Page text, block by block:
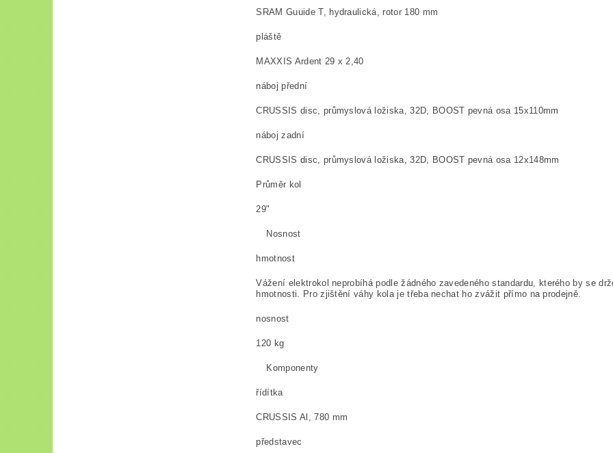
SRAM Guuide T, hydraulická, rotor 180 mm
pláště
MAXXIS Ardent 29 x 2,40
náboj přední
CRUSSIS disc, průmyslová ložiska, 32D, BOOST pevná osa 15x110mm
náboj zadní
CRUSSIS disc, průmyslová ložiska, 32D, BOOST pevná osa 12x148mm
Průměr kol
29"
Nosnost
hmotnost
Vážení elektrokol neprobíhá podle žádného zavedeného standardu, kterého by se
hmotnosti. Pro zjištění váhy kola je třeba nechat ho zvážit přímo na prodejně.
nosnost
120 kg
Komponenty
řídítka
CRUSSIS Al, 780 mm
představec